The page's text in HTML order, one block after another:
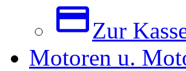
Zur
Motoren u.